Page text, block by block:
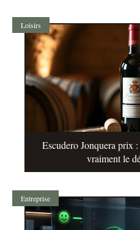
Loisirs
Escudero Jonquera prix
vraiment le
Entreprise